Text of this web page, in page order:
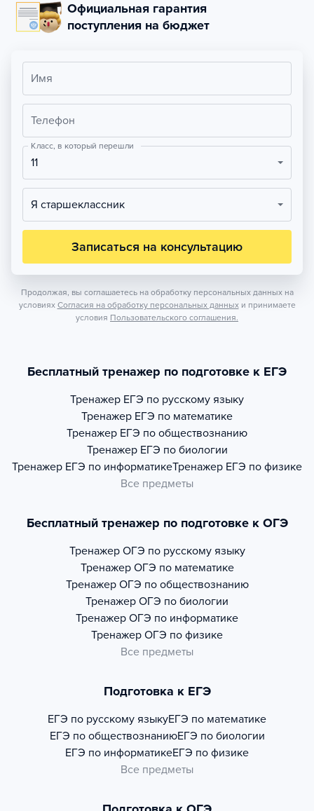
Официальная гарантия
поступления на бюджет
Имя
Телефон
Класс, в который перешли
11
Я старшеклассник
Записаться на консультацию
Продолжая, вы соглашаетесь на обработку персональных данных на
условиях Согласия на обработку персональных данных и принимаете
условия Пользовательского соглашения.
Бесплатный тренажер по подготовке к ЕГЭ
Тренажер ЕГЭ по русскому языку
Тренажер ЕГЭ по математике
Тренажер ЕГЭ по обществознанию
Тренажер ЕГЭ по биологии
Тренажер ЕГЭ по информатикеТренажер ЕГЭ по физике
Все предметы
Бесплатный тренажер по подготовке к ОГЭ
Тренажер ОГЭ по русскому языку
Тренажер ОГЭ по математике
Тренажер ОГЭ по обществознанию
Тренажер ОГЭ по биологии
Тренажер ОГЭ по информатике
Тренажер ОГЭ по физике
Все предметы
Подготовка к ЕГЭ
ЕГЭ по русскому языкуЕГЭ по математике
ЕГЭ по обществознаниюЕГЭ по биологии
ЕГЭ по информатикеЕГЭ по физике
Все предметы